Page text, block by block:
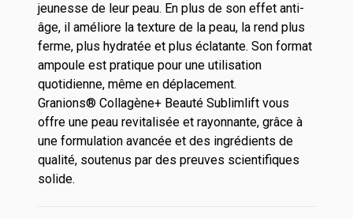
jeunesse de leur peau. En plus de son effet anti-
âge, il améliore la texture de la peau, la rend plus
ferme, plus hydratée et plus éclatante. Son format
ampoule est pratique pour une utilisation
quotidienne, même en déplacement.
Granions® Collagène+ Beauté Sublimlift vous
offre une peau revitalisée et rayonnante, grâce à
une formulation avancée et des ingrédients de
qualité, soutenus par des preuves scientifiques
solide.